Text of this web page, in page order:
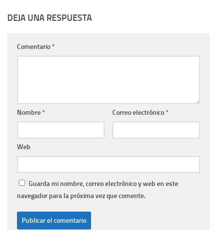
DEJA UNA RESPUESTA
Comentario*
Nombre* Correo electrónico*
Web
Guarda mi nombre, correo electrónico y web en este
navegador para la próxima vez que comente.